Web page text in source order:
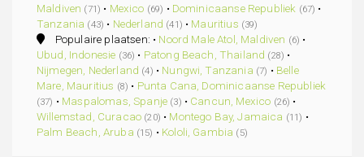
Maldiven (71) • Mexico (69) • Dominicaanse Republiek (67) •
Tanzania (43) • Nederland (41) • Mauritius (39)
Populaire plaatsen: • Noord Male Atol, Maldiven (6) •
Ubud, Indonesie (36) • Patong Beach, Thailand (28) •
Nijmegen, Nederland (4) • Nungwi, Tanzania (7) • Belle
Mare, Mauritius (8) • Punta Cana, Dominicaanse Republiek
(37) • Maspalomas, Spanje (3) • Cancun, Mexico (26) •
Willemstad, Curacao (20) • Montego Bay, Jamaica (11) •
Palm Beach, Aruba (15) • Kololi, Gambia (5)